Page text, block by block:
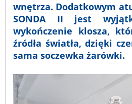
wnętrza. Dodatkowym
SONDA II jest
wykończenie klosza,
źródła światła, dzięki
sama soczewka żarówki.